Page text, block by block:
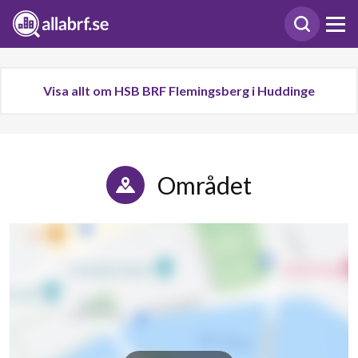
Visa allt om HSB BRF Flemingsberg i Huddinge
Området